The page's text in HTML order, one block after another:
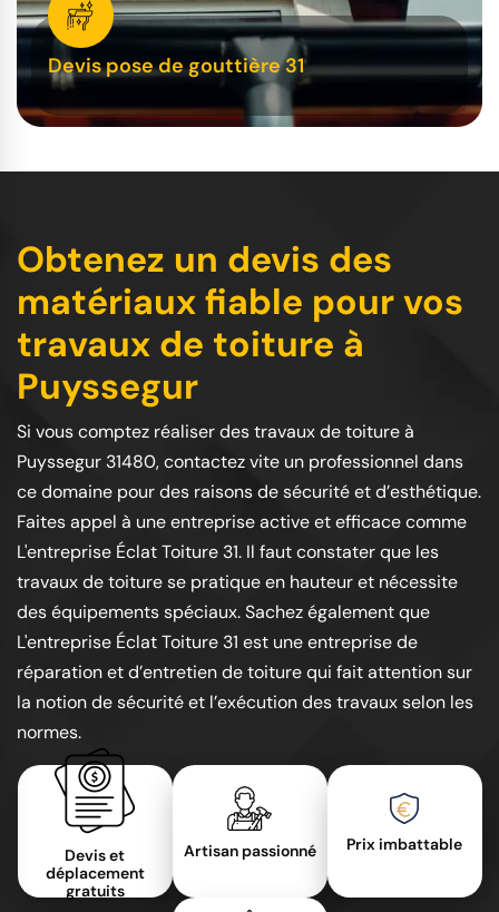
Devis pose de gouttière 31
Obtenez un devis des
matériaux fiable pour vos
travaux de toiture à
Puyssegur
Si vous comptez réaliser des travaux de toiture à
Puyssegur 31480, contactez vite un professionnel dans
ce domaine pour des raisons de sécurité et d’esthétique.
Faites appel à une entreprise active et efficace comme
L'entreprise Éclat Toiture 31. Il faut constater que les
travaux de toiture se pratique en hauteur et nécessite
des équipements spéciaux. Sachez également que
L'entreprise Éclat Toiture 31 est une entreprise de
réparation et d’entretien de toiture qui fait attention sur
la notion de sécurité et l’exécution des travaux selon les
normes.
Devis et
déplacement
gratuits
Artisan passionné Prix imbattable